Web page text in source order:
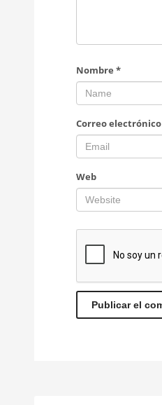
Nombre *
Correo electrónico
Web